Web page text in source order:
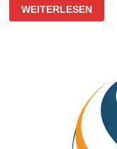
1
RECHERCHE,
2
WEITERLESEN